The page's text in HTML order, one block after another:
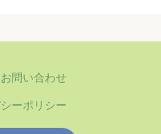
お問い合わせ
ーポリシー